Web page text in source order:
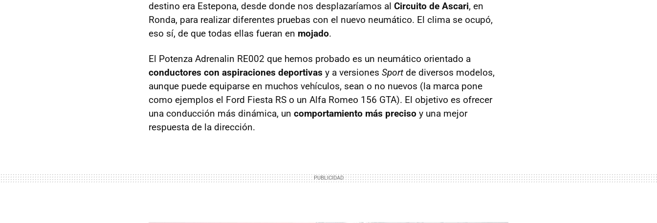
destino era Estepona, desde donde nos desplazaríamos al Circuito de Ascari, en
Ronda, para realizar diferentes pruebas con el nuevo neumático. El clima se ocupó,
eso sí, de que todas ellas fueran en mojado.
El Potenza Adrenalin RE002 que hemos probado es un neumático orientado a
conductores con aspiraciones deportivas y a versiones Sport de diversos modelos,
aunque puede equiparse en muchos vehículos, sean o no nuevos (la marca pone
como ejemplos el Ford Fiesta RS o un Alfa Romeo 156 GTA). El objetivo es ofrecer
una conducción más dinámica, un comportamiento más preciso y una mejor
respuesta de la dirección.